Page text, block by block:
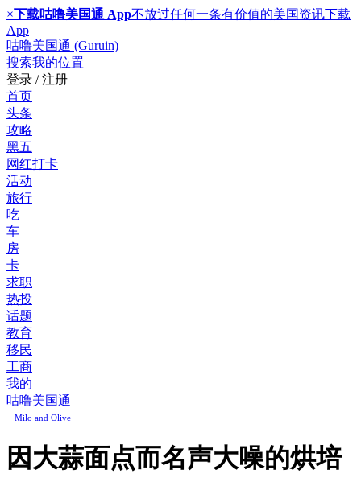
×下载咕噜美国通 App不放过任何一条有价值的美国资讯下载
App
咕噜美国通 (Guruin)
搜索我的位置
登录 / 注册
首页
头条
攻略
黑五
网红打卡
活动
旅行
吃
车
房
卡
求职
热投
话题
教育
移民
工商
我的
咕噜美国通
Milo and Olive
因大蒜面点而名声大噪的烘培